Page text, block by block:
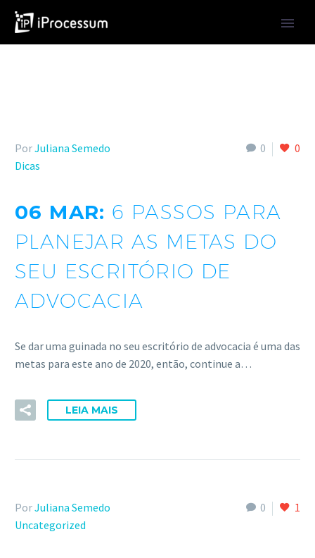
0 0
PorJuliana Semedo
Dicas
06 MAR: 6 PASSOS PARA
PLANEJAR AS METAS DO
SEU ESCRITÓRIO DE
ADVOCACIA
Se dar uma guinada no seu escritório de advocacia é uma das
metas para este ano de 2020, então, continue a…
LEIA MAIS
0 1
PorJuliana Semedo
Uncategorized